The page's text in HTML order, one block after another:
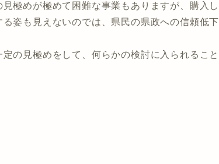
極めが極めて困難な事業もありますが、購入し
姿も見えないのでは、県民の県政への信頼低下
の見極めをして、何らかの検討に入られること